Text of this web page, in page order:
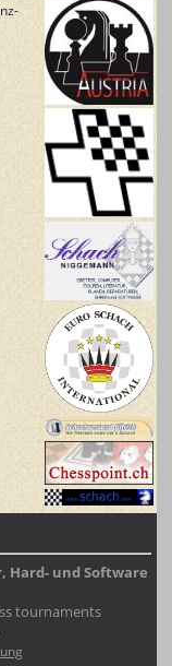
Hard- und Software
tournaments